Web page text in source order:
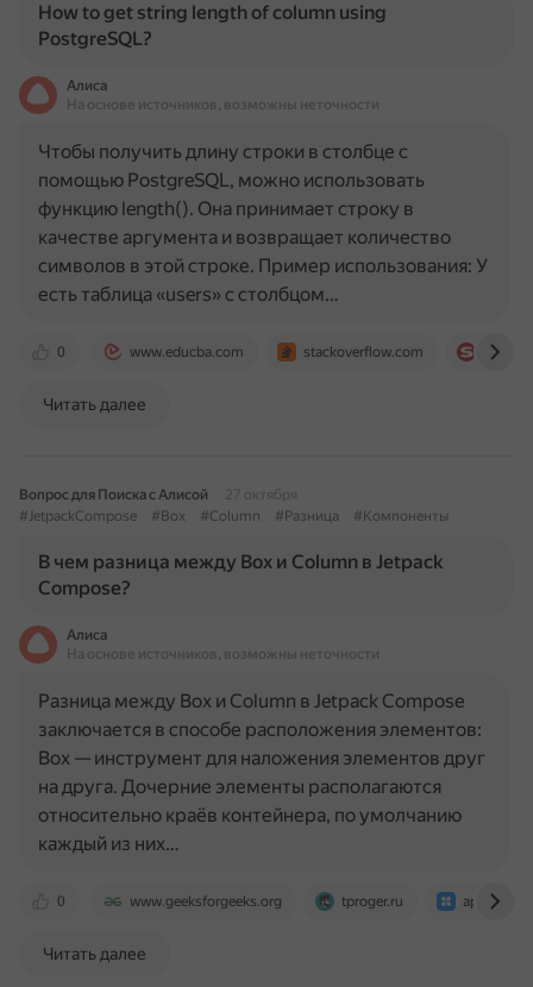
How to get string length of column using
PostgreSQL?
Алиса
На основе источников, возможны неточности
0 www.educba.com stackoverflow.com
Чтобы получить длину строки в столбце с
помощью PostgreSQL, можно использовать
функцию length(). Она принимает строку в
качестве аргумента и возвращает количество
символов в этой строке. Пример использования: У
есть таблица «users» с столбцом…
Читать далее
Вопрос для Поиска с Алисой
27 октября
#JetpackCompose
#Box #Column #Разница #Компоненты
В чем разница между Box и Column в Jetpack
Compose?
Алиса
На основе источников, возможны неточности
0 www.geeksforgeeks.org tproger.ru
Разница между Box и Column в Jetpack Compose
заключается в способе расположения элементов:
Box — инструмент для наложения элементов друг
на друга. Дочерние элементы располагаются
относительно краёв контейнера, по умолчанию
каждый из них…
Читать далее